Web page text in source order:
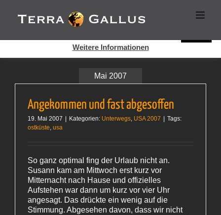
Inhalt
springen
Mai 2007
Angekommen und fast abgesoffen
19. Mai 2007 Kategorien: Unterwegs, USA 2007
Tags:
ostküste, usa
So ganz optimal fing der Urlaub nicht an.
Susann kam am Mittwoch erst kurz vor
Mitternacht nach Hause und offizielles
Aufstehen war dann um kurz vor vier Uhr
angesagt. Das drückte ein wenig auf die
Stimmung. Abgesehen davon, dass wir nicht
Cookies helfen auf auf dieser Seite bei der Bereitstellung der
Dienste. Durch die Nutzung dieser Webseite erklären Sie sich
Weitere Informationen